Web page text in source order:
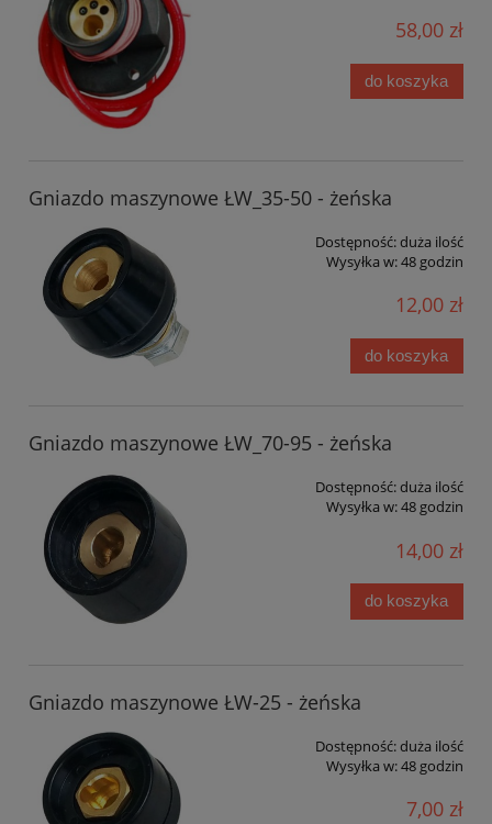
58,00 zł
do koszyka
Gniazdo maszynowe ŁW_35-50 - żeńska
Dostępność:duża ilość
Wysyłka w:48 godzin
12,00 zł
do koszyka
Gniazdo maszynowe ŁW_70-95 - żeńska
Dostępność:duża ilość
Wysyłka w:48 godzin
14,00 zł
do koszyka
Gniazdo maszynowe ŁW-25 - żeńska
Dostępność:duża ilość
Wysyłka w:48 godzin
7,00 zł